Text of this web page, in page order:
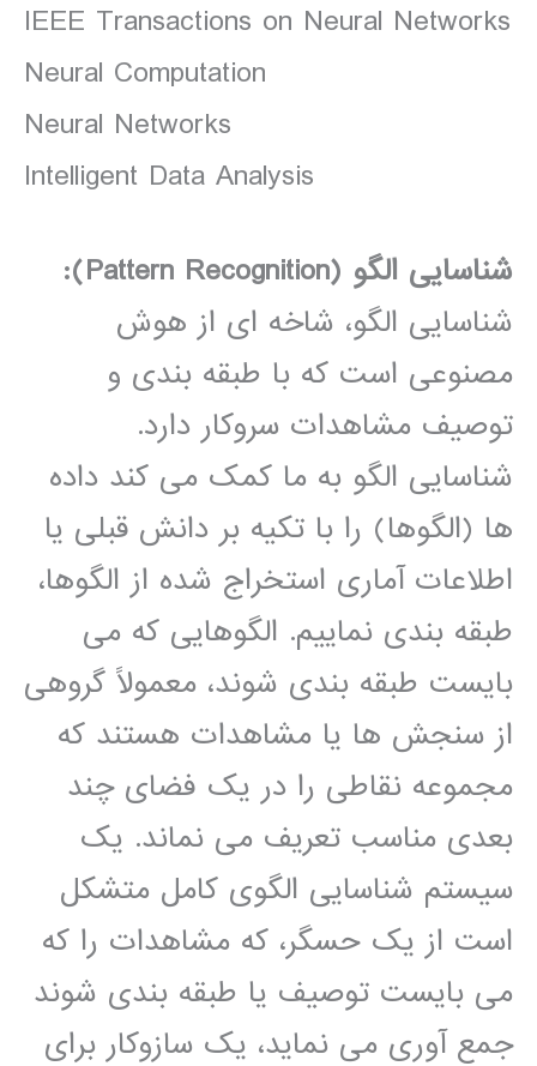
IEEE Transactions on Neural Networks
Neural Computation
Neural Networks
Intelligent Data Analysis
شناسایی الگو (Pattern Recognition):
شناسایی الگو، شاخه ای از هوش
مصنوعی است که با طبقه بندی و
توصیف مشاهدات سروکار دارد.
شناسایی الگو به ما کمک می کند داده
ها (الگوها) را با تکیه بر دانش قبلی یا
اطلاعات آماری استخراج شده از الگوها،
طبقه بندی نماییم. الگوهایی که می
بایست طبقه بندی شوند، معمولاً گروهی
از سنجش ها یا مشاهدات هستند که
مجموعه نقاطی را در یک فضای چند
بعدی مناسب تعریف می نماند. یک
سیستم شناسایی الگوی کامل متشکل
است از یک حسگر، که مشاهدات را که
می بایست توصیف یا طبقه بندی شوند
جمع آوری می نماید، یک سازوکار برای